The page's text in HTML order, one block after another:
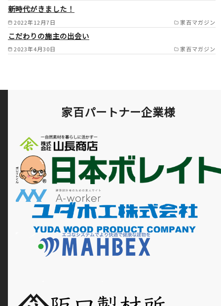
2022年12月7日 家百マガジン
新時代がきました！
2023年4月30日 家百マガジン
こだわりの施主の出会い
家百パートナー企業様